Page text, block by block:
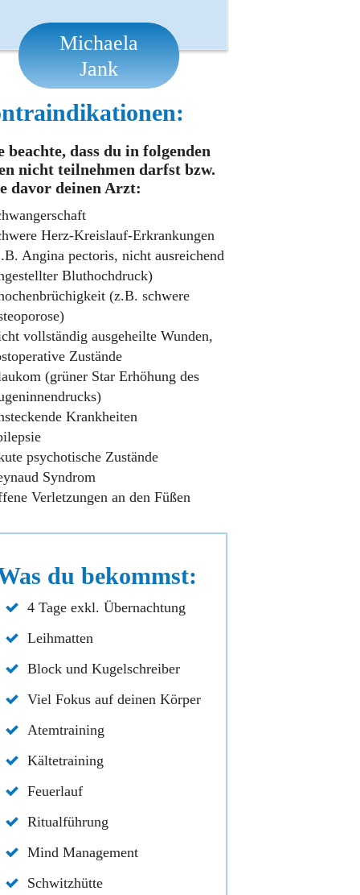
Michaela
Jank
beachte, dass du in folgenden
nicht teilnehmen darfst bzw.
davor deinen Arzt:
Herz-Kreislauf-Erkrankungen
Angina pectoris, nicht ausreichend
Bluthochdruck)
(z.B. schwere
vollständig ausgeheilte Wunden,
Zustände
(grüner Star Erhöhung des
Krankheiten
psychotische Zustände
Syndrom
Verletzungen an den Füßen
du bekommst:
4 Tage exkl. Übernachtung
Leihmatten
Block und Kugelschreiber
Viel Fokus auf deinen Körper
Atemtraining
Kältetraining
Feuerlauf
Ritualführung
Mind Management
Schwitzhütte